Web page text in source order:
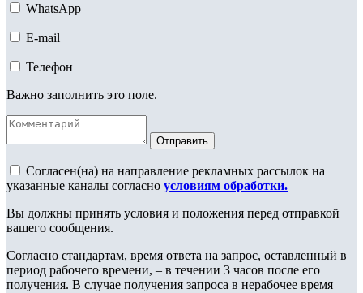
WhatsApp
E-mail
Телефон
Важно заполнить это поле.
Отправить
Согласен(на) на направление рекламных рассылок на
указанные каналы согласно условиям обработки.
Вы должны принять условия и положения перед отправкой
вашего сообщения.
Согласно стандартам, время ответа на запрос, оставленный в
период рабочего времени, – в течении 3 часов после его
получения. В случае получения запроса в нерабочее время